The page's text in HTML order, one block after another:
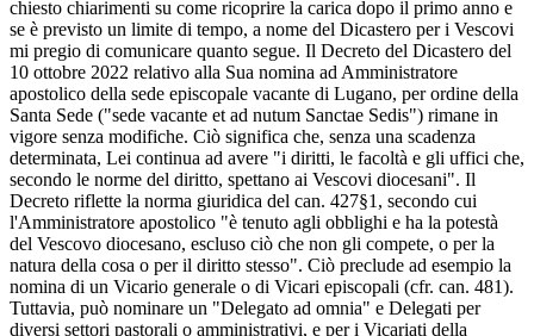
chiesto chiarimenti su come ricoprire la carica dopo il primo anno e
se è previsto un limite di tempo, a nome del Dicastero per i Vescovi
mi pregio di comunicare quanto segue. Il Decreto del Dicastero del
10 ottobre 2022 relativo alla Sua nomina ad Amministratore
apostolico della sede episcopale vacante di Lugano, per ordine della
Santa Sede ("sede vacante et ad nutum Sanctae Sedis") rimane in
vigore senza modifiche. Ciò significa che, senza una scadenza
determinata, Lei continua ad avere "i diritti, le facoltà e gli uffici che,
secondo le norme del diritto, spettano ai Vescovi diocesani". Il
Decreto riflette la norma giuridica del can. 427§1, secondo cui
l'Amministratore apostolico "è tenuto agli obblighi e ha la potestà
del Vescovo diocesano, escluso ciò che non gli compete, o per la
natura della cosa o per il diritto stesso". Ciò preclude ad esempio la
nomina di un Vicario generale o di Vicari episcopali (cfr. can. 481).
Tuttavia, può nominare un "Delegato ad omnia" e Delegati per
diversi settori pastorali o amministrativi, e per i Vicariati della